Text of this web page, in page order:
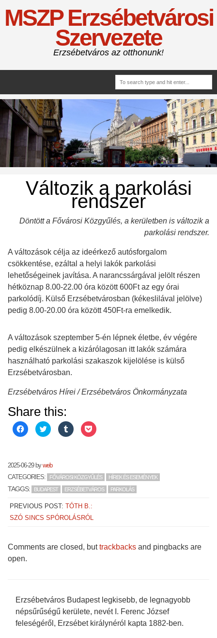
MSZP Erzsébetvárosi
Szervezete
Erzsébetváros az otthonunk!
Változik a parkolási
rendszer
Döntött a Fővárosi Közgyűlés, a kerületben is változik a
parkolási rendszer.
A változások célja az ideérkező autósforgalom
csökkentése, ezáltal a helyi lakók parkolási
lehetőségeinek javítása. A narancssárgával jelölt részen
hétköznap 8.00-22.00 óra között 600Ft az egy órai
parkolódíj. Külső Erzsébetvárosban (kékeslilával jelölve)
pedig 8.00-20.00 óra között 450Ft-ra emelkedik.
A változások szeptember 5-én lépnek életbe, év végére
pedig elkészülnek a kizárólagosan itt lakók számára
használható parkolási szakaszok kijelölése is külső
Erzsébetvárosban.
Erzsébetváros Hírei / Erzsébetváros Önkormányzata
Share this:
Click
to
share
in
new
window)
Click
to
share
in
new
window)
Click
to
share
window)
Click
to
window)
2025-06-29byweb
CATEGORIES:
FŐVÁROSI KÖZGYŰLÉS HÍREK ÉS ESEMÉNYEK
TAGGS: BUDAPEST ERZSÉBETVÁROS PARKOLÁS
PREVIOUS POST:TÓTH B.:
SZÓ SINCS SPÓROLÁSRÓL
Comments are closed, buttrackbacks and pingbacks are
open.
Erzsébetváros Budapest legkisebb, de legnagyobb
népsűrűségű kerülete, nevét I. Ferenc József
feleségéről, Erzsébet királynéról kapta 1882-ben.